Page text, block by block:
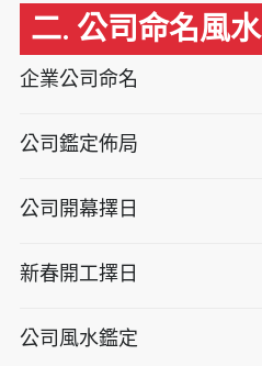
二. 公司命名風水
企業公司命名
公司鑑定佈局
公司開幕擇日
新春開工擇日
公司風水鑑定